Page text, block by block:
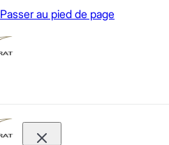
Passer au pied de page